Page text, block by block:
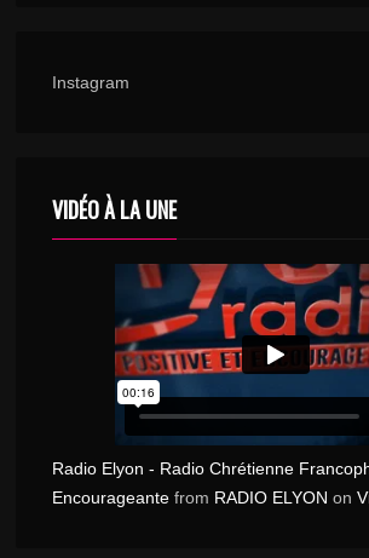
Instagram
VIDÉO À LA UNE
Radio Elyon - Radio Chrétienne
Encourageante from RADIO ELYON on